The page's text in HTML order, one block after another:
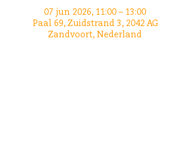
07 jun 2026, 11:00 – 13:00
Paal 69, Zuidstrand 3, 2042 AG
Zandvoort, Nederland